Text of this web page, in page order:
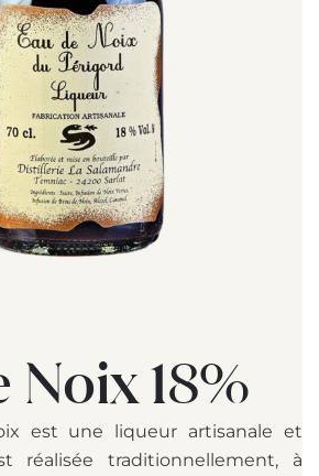
Noix 18%
est une liqueur artisanale et
réalisée traditionnellement, à